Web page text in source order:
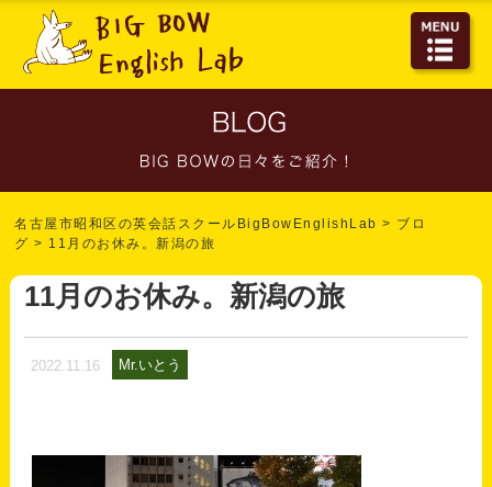
名古屋市昭和区の英会話スクールBigBowEnglishLab > ブロ
グ > 11月のお休み。新潟の旅
11月のお休み。新潟の旅
2022.11.16 Mr.いとう